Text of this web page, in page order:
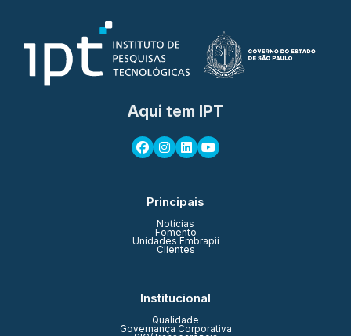
Aqui tem IPT
Principais
Notícias
Fomento
Unidades Embrapii
Clientes
Institucional
Qualidade
Governança Corporativa